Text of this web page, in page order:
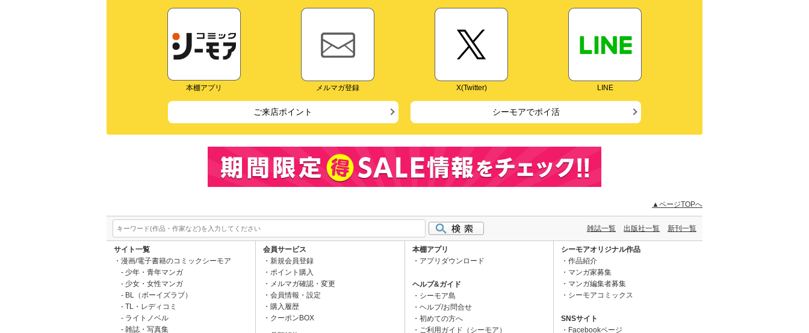
本棚アプリ メルマガ登録 X(Twitter) LINE
ご来店ポイント シーモアでポイ活
▲ページTOPへ
雑誌一覧 出版社一覧 新刊一覧
サイト一覧
漫画/電子書籍のコミックシーモア
少年・青年マンガ
少女・女性マンガ
BL（ボーイズラブ）
TL・レディコミ
ライトノベル
雑誌・写真集
会員サービス
新規会員登録
ポイント購入
メルマガ確認・変更
会員情報・設定
購入履歴
クーポンBOX
本棚アプリ
アプリダウンロード
ヘルプ&ガイド
シーモア島
ヘルプ/お問合せ
初めての方へ
ご利用ガイド（シーモア）
シーモアオリジナル作品
作品紹介
マンガ家募集
マンガ編集者募集
シーモアコミックス
SNSサイト
Facebookページ